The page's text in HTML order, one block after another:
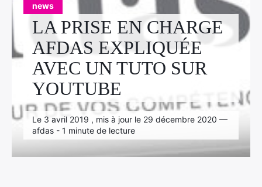
news
LA PRISE EN CHARGE
AFDAS EXPLIQUÉE
AVEC UN TUTO SUR
YOUTUBE
Le 3 avril 2019 , mis à jour le 29 décembre 2020 —
afdas - 1 minute de lecture
Facebook
Linkedin
Instagram